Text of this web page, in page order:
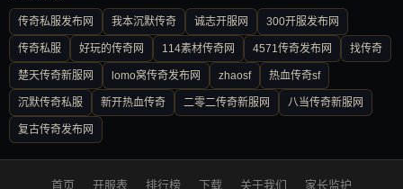
传奇私服发布网 我本沉默传奇 诚志开服网 300开服发布网
传奇私服 好玩的传奇网 114素材传奇网 4571传奇发布网 找传奇
楚天传奇新服网 lomo窝传奇发布网 zhaosf 热血传奇sf
沉默传奇私服 新开热血传奇 二零二传奇新服网 八当传奇新服网
复古传奇发布网
首页 开服表 排行榜 下载 关于我们 家长监护